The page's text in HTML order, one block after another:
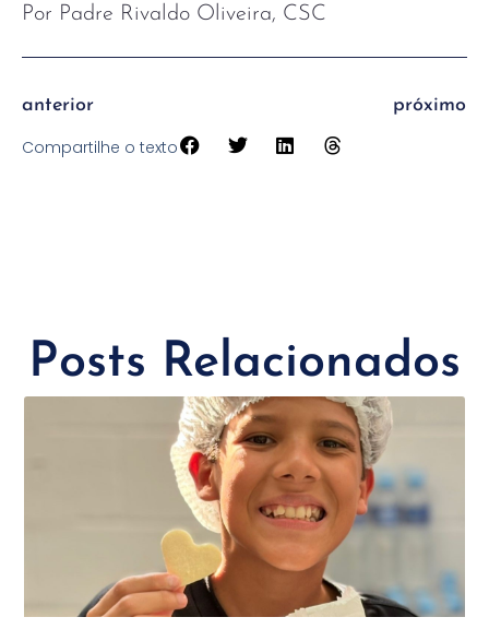
Por Padre Rivaldo Oliveira, CSC
anterior próximo
Compartilhe o texto
Posts Relacionados